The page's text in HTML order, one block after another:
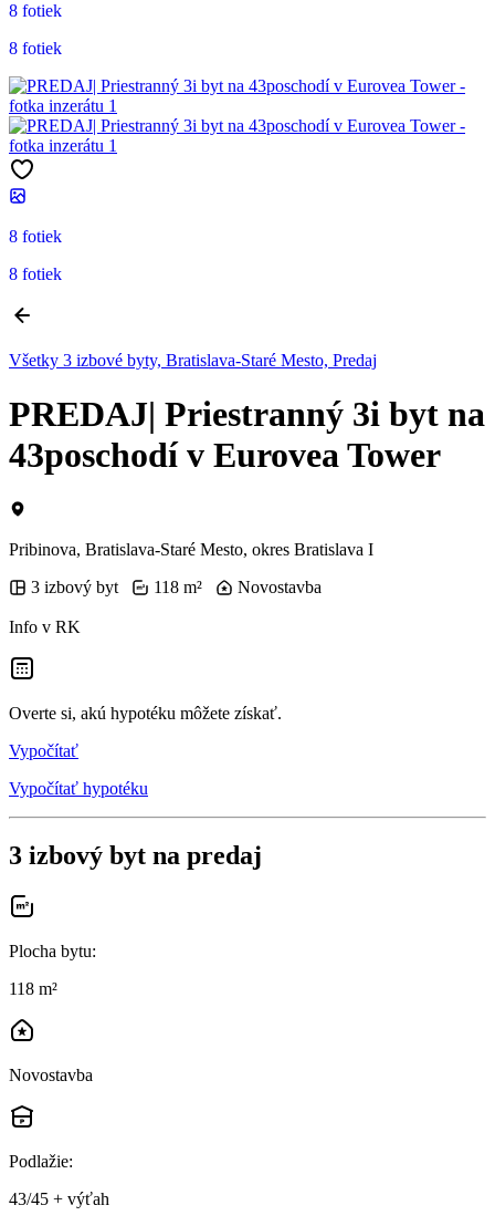
8 fotiek
8 fotiek
8 fotiek
8 fotiek
Všetky 3 izbové byty, Bratislava-Staré Mesto, Predaj
PREDAJ| Priestranný 3i byt na
43poschodí v Eurovea Tower
Pribinova, Bratislava-Staré Mesto, okres Bratislava I
3 izbový byt
118 m² Novostavba
Info v RK
Overte si, akú hypotéku môžete získať.
Vypočítať
Vypočítať hypotéku
3 izbový byt na predaj
Plocha bytu:
118 m²
Novostavba
Podlažie:
43/45 + výťah